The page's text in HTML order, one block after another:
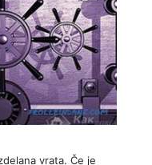
vrata. Če je